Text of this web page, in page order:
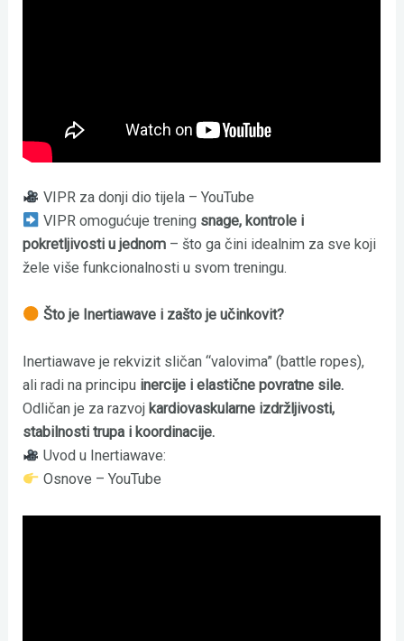
VIPR za donji dio tijela – YouTube
VIPR omogućuje trening snage, kontrole i
pokretljivosti u jednom – što ga čini idealnim za sve koji
žele više funkcionalnosti u svom treningu.
Što je Inertiawave i zašto je učinkovit?
Inertiawave je rekvizit sličan “valovima” (battle ropes),
ali radi na principu inercije i elastične povratne sile.
Odličan je za razvoj kardiovaskularne izdržljivosti,
stabilnosti trupa i koordinacije.
Uvod u Inertiawave:
Osnove – YouTube